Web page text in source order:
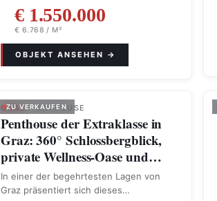
€ 1.550.000
€ 6.768 / M²
ZU VERKAUFEN
GRAZ· PENTHOUSE
Penthouse der Extraklasse in
Graz: 360° Schlossbergblick,
private Wellness-Oase und…
In einer der begehrtesten Lagen von
Graz präsentiert sich dieses